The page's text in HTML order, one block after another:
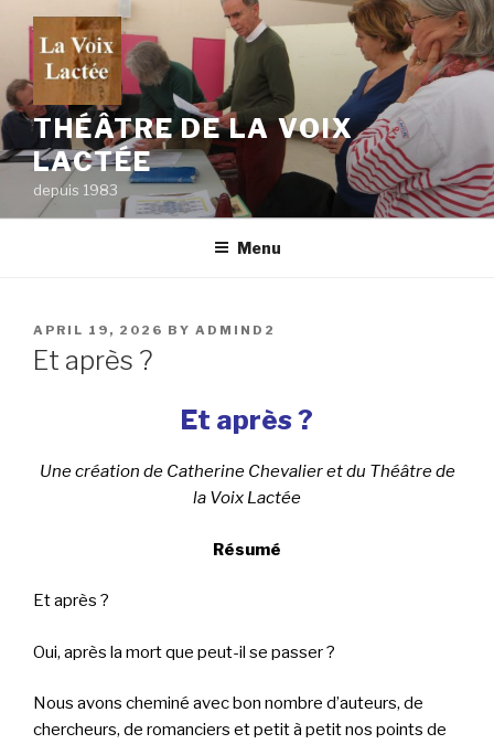
content
THÉÂTRE DE LA VOIX
LACTÉE
depuis 1983
Menu
POSTED
ON
APRIL 19, 2026 BY ADMIND2
Et après ?
Et après ?
Une création de Catherine Chevalier et du Théâtre de
la Voix Lactée
Résumé
Et après ?
Oui, après la mort que peut-il se passer ?
Nous avons cheminé avec bon nombre d’auteurs, de
chercheurs, de romanciers et petit à petit nos points de